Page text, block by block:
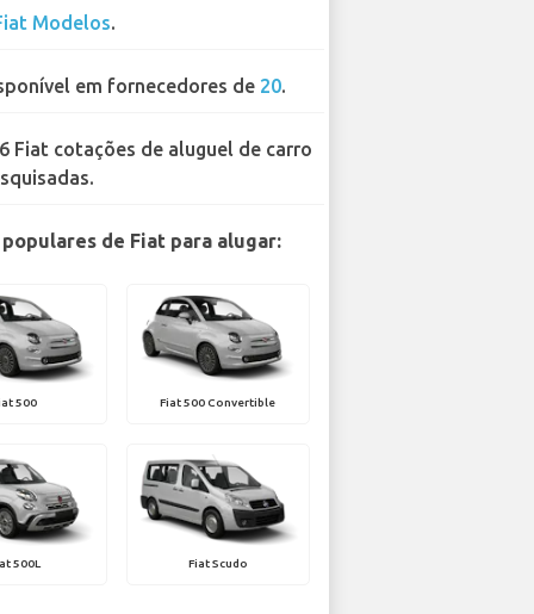
Modelos.
em fornecedores de 20.
Fiat cotações de aluguel de carro
de Fiat para alugar:
500 Fiat 500 Convertible
500L Fiat Scudo